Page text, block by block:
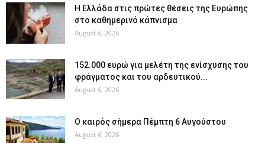
Η Ελλάδα στις πρώτες θέσεις της Ευρώπης
στο καθημερινό κάπνισμα
August 6, 2026
152.000 ευρώ για μελέτη της ενίσχυσης του
φράγματος και του αρδευτικού...
August 6, 2026
Ο καιρός σήμερα Πέμπτη 6 Αυγούστου
August 6, 2026